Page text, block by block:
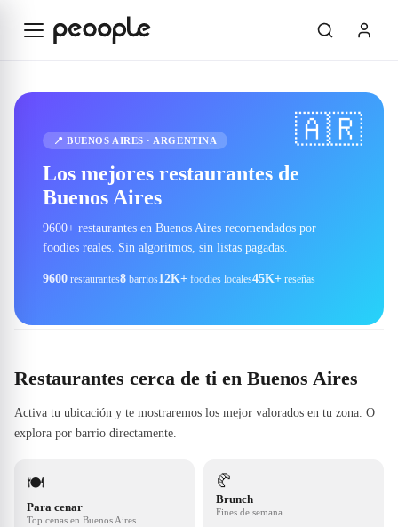
🇦🇷
📍BUENOS AIRES · ARGENTINA
Los mejores restaurantes de
Buenos Aires
9600+ restaurantes en Buenos Aires recomendados por
foodies reales. Sin algoritmos, sin listas pagadas.
9600 restaurantes8 barrios12K+ foodies locales45K+ reseñas
Restaurantes cerca de ti en Buenos Aires
Activa tu ubicación y te mostraremos los mejor valorados en tu zona. O
explora por barrio directamente.
🍽️
Para cenar
Top cenas en Buenos Aires
🥐
Brunch
Fines de semana